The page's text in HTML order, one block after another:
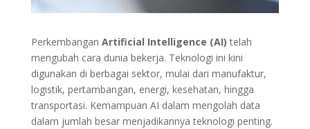
Perkembangan Artificial Intelligence (AI) telah
mengubah cara dunia bekerja. Teknologi ini kini
digunakan di berbagai sektor, mulai dari manufaktur,
logistik, pertambangan, energi, kesehatan, hingga
transportasi. Kemampuan AI dalam mengolah data
dalam jumlah besar menjadikannya teknologi penting.